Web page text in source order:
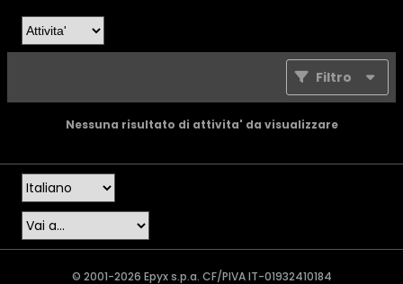
Filtro
Nessuna risultato di attivita' da visualizzare
© 2001-2026 Epyx s.p.a. CF/PIVA IT-01932410184